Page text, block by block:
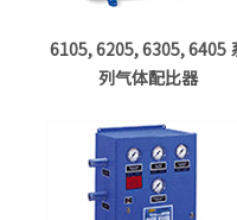
6105, 6205, 6305, 6405
列气体配比器